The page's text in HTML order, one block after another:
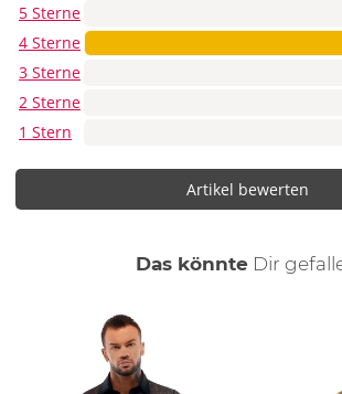
5 Sterne
4 Sterne
3 Sterne
2 Sterne
1 Stern
Artikel bewerten
Das könnte Dir auch